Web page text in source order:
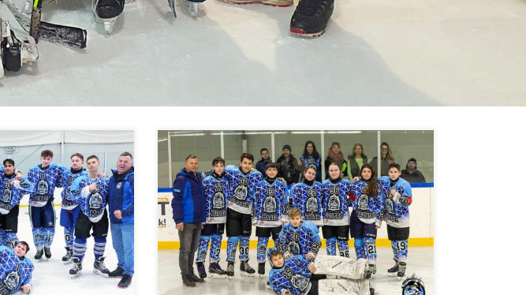
es csapatunk után az
Március 14-i
a szarvasi
amelynek nem
FOUR-ba való
a gyerekek
korosztályban (az […]
The Final Countdown! Bejutottunk a döntőbe! U14-es
csapatunk az országos top 4-ben! A Középszakasz
Felsőház 10 csapata közül, csoport másodikként. A
középszakaszt ismét egy remek nappal zártuk március
8-án, Algyőn 2 nehéz ellenféllel küzdöttünk. Büszkék
lehetünk a gyerekekre! A nehezebb meccsel
kezdtünk, ami látszott is, mert bár elhúztunk, a vége
[…]